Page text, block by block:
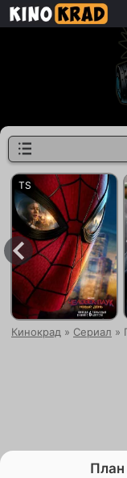
Кинокрад » Сериал »
План